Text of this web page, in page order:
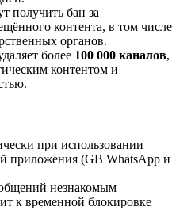
получить бан за
контента, в том числе
органов.
более 100 000 каналов,
контентом и
при использовании
приложения (GB WhatsApp и
незнакомым
к временной блокировке